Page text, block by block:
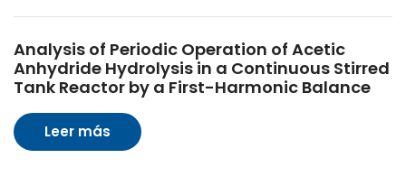
Analysis of Periodic Operation of Acetic
Anhydride Hydrolysis in a Continuous Stirred
Tank Reactor by a First-Harmonic Balance
Leer más